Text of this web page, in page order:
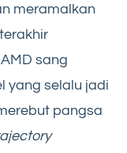
meramalkan
sang
yang selalu jadi
pangsa